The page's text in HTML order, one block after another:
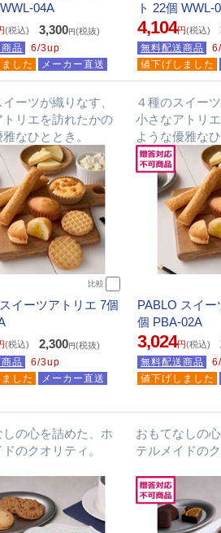
04A
(税込) 3,300円(税抜)
品
6/3up
した
メーカー直送
ト 22個 WWL-
4,104円(税込)
無料配送商品
値下げしました
ーツが織りなす、
トリエを訪れたかの
なひととき。
比較
イーツアトリエ 7個
(税込) 2,300円(税抜)
品
6/3up
した
メーカー直送
４種のスイー
小さなアトリ
ような優雅なひ
PABLO スイ
個 PBA-02A
3,024円(税込)
無料配送商品
値下げしました
しの心を詰めた、ホ
のクオリティ。
おもてなしの
テルメイドのク